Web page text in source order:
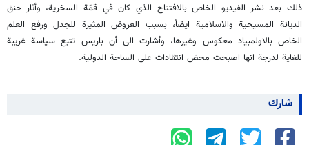
ذلك بعد نشر الفيديو الخاص بالافتتاح الذي كان في قمّة السخرية، وأثار حنق
الديانة المسيحية والاسلامية ايضاً، بسبب العروض المثيرة للجدل ورفع العلم
الخاص بالاولمبياد معكوس وغيرها، وأشارت الى أن باريس تتبع سياسة غريبة
للغاية لدرجة انها اصبحت محض انتقادات على الساحة الدولية.
شارك